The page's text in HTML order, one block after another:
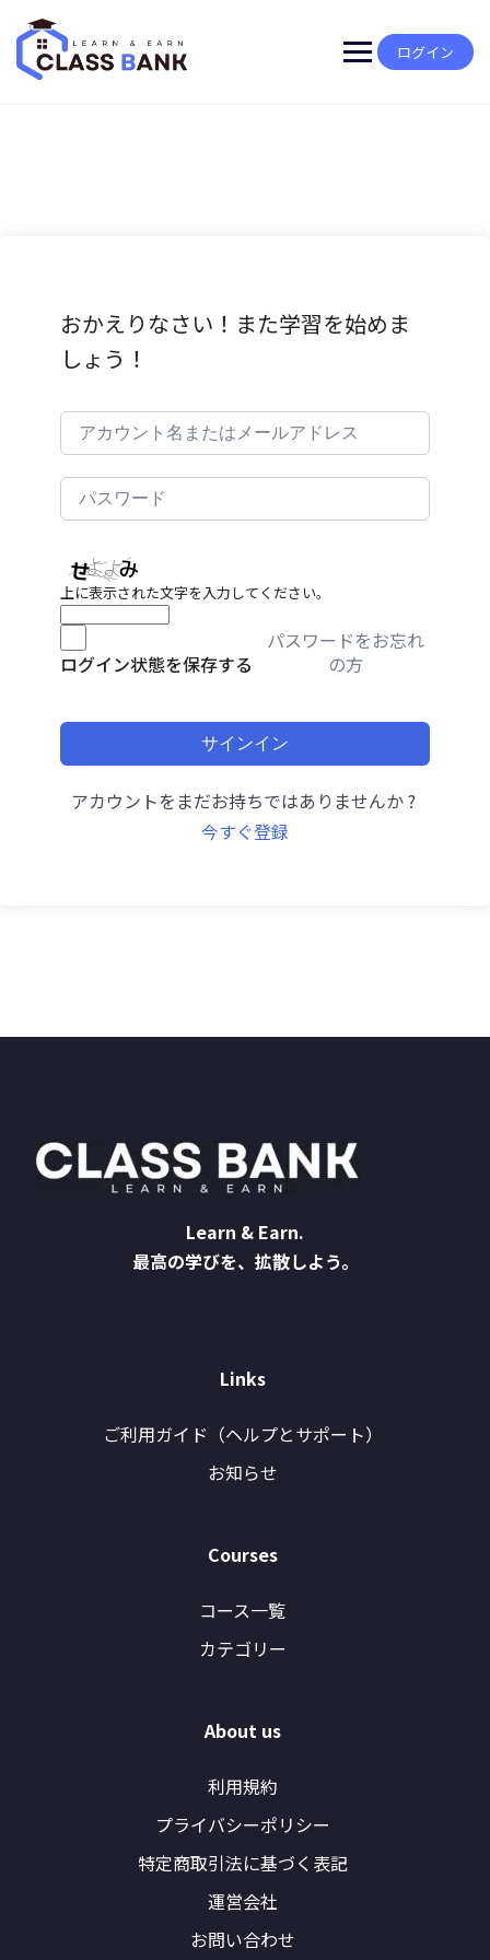
content
ログイン
おかえりなさい！また学習を始めま
しょう！
上に表示された文字を入力してください。
ログイン状態を保存する
パスワードをお忘れ
の方
サインイン
アカウントをまだお持ちではありませんか ?
今すぐ登録
Learn & Earn.
最高の学びを、拡散しよう。
Links
ご利用ガイド（ヘルプとサポート）
お知らせ
Courses
コース一覧
カテゴリー
About us
利用規約
プライバシーポリシー
特定商取引法に基づく表記
運営会社
お問い合わせ